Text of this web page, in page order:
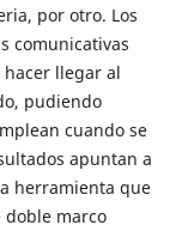
por otro. Los
comunicativas
llegar al
pudiendo
cuando se
apuntan a
herramienta que
doble marco